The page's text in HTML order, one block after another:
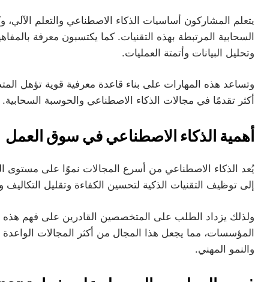
يتعلم المشاركون أساسيات الذكاء الاصطناعي والتعلم الآلي،
السحابية المرتبطة بهذه التقنيات. كما يكتسبون معرفة
وتحليل البيانات وأتمتة العمليات.
وتساعد هذه المهارات على بناء قاعدة معرفية قوية تؤهل
أكثر تقدمًا في مجالات الذكاء الاصطناعي والحوسبة السحابية.
أهمية الذكاء الاصطناعي في سوق العمل
يُعد الذكاء الاصطناعي من أسرع المجالات نموًا على مستوى
إلى توظيف التقنيات الذكية لتحسين الكفاءة وتقليل التكاليف
ولذلك يزداد الطلب على المتخصصين القادرين على فهم هذه
المؤسسات، مما يجعل هذا المجال من أكثر المجالات
والنمو المهني.